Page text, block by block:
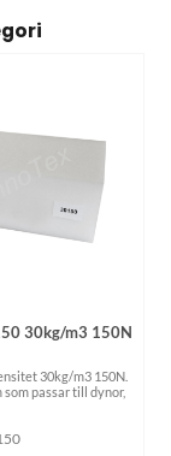
30kg/m3 150N
30kg/m3 150N.
passar till dynor,